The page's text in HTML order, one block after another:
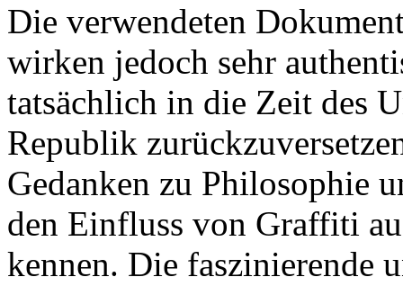
Die verwendeten
wirken jedoch sehr
tatsächlich in die Zeit des
Republik
Gedanken zu Philosophie
den Einfluss von Graffiti
kennen. Die faszinierende